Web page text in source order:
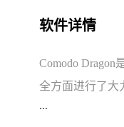
软件详情
Comodo Dragon
全方面进行了大
追踪的能力，保
...